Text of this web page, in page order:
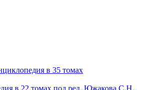
в 35 томах